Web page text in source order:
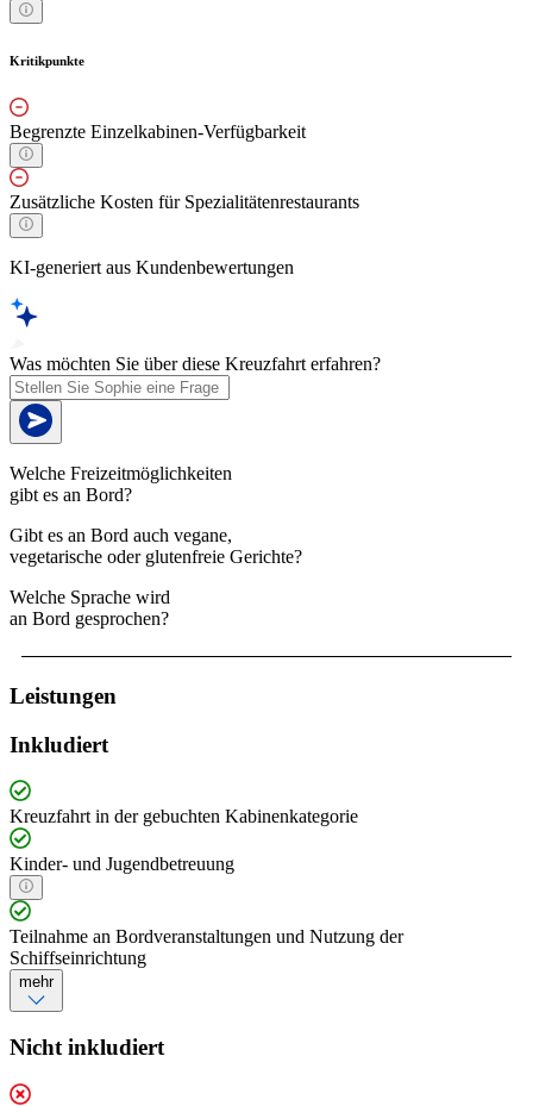
Kritikpunkte
Begrenzte Einzelkabinen-Verfügbarkeit
Zusätzliche Kosten für Spezialitätenrestaurants
KI-generiert aus Kundenbewertungen
Was möchten Sie über diese Kreuzfahrt erfahren?
Welche Freizeitmöglichkeiten
gibt es an Bord?
Gibt es an Bord auch vegane,
vegetarische oder glutenfreie Gerichte?
Welche Sprache wird
an Bord gesprochen?
Leistungen
Inkludiert
Kreuzfahrt in der gebuchten Kabinenkategorie
Kinder- und Jugendbetreuung
Teilnahme an Bordveranstaltungen und Nutzung der
Schiffseinrichtung
mehr
Nicht inkludiert